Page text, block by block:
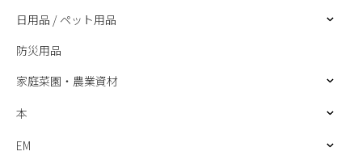
日用品 / ペット用品
防災用品
家庭菜園・農業資材
本
EM